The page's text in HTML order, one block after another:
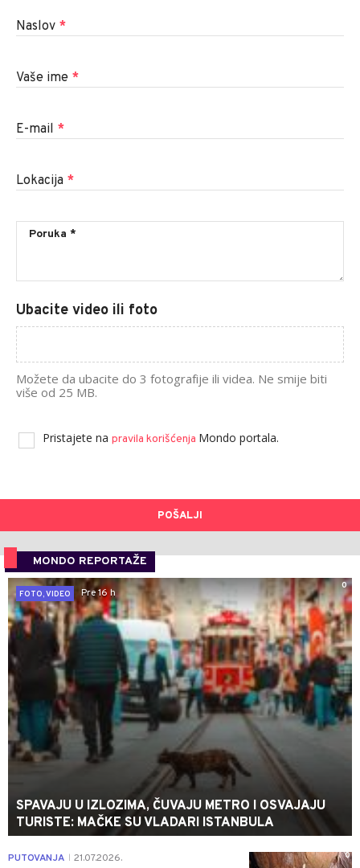
Naslov *
Vaše ime *
E-mail *
Lokacija *
Ubacite video ili foto
Možete da ubacite do 3 fotografije ili videa. Ne smije biti
više od 25 MB.
Pristajete na pravila korišćenja Mondo portala.
POŠALJI
MONDO REPORTAŽE
0
FOTO, VIDEO
Pre 16 h
SPAVAJU U IZLOZIMA, ČUVAJU METRO I OSVAJAJU
TURISTE: MAČKE SU VLADARI ISTANBULA
0
PUTOVANJA 21.07.2026.